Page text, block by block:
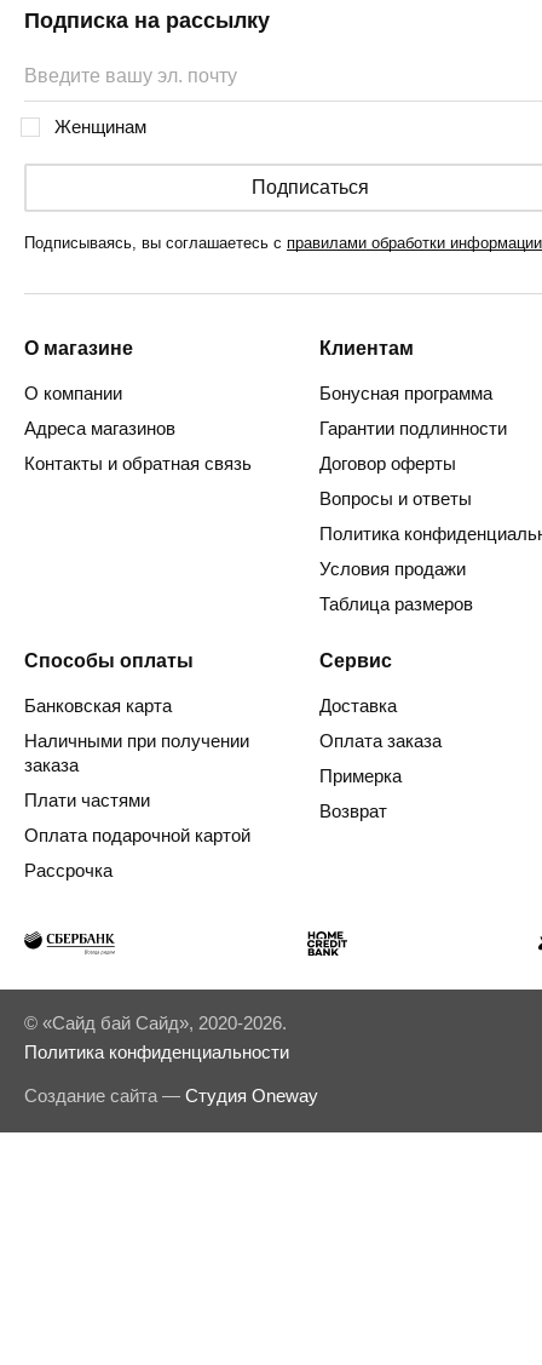
Подписка на рассылку
Женщинам
Подписаться
Подписываясь, вы соглашаетесь с правилами обработки информации
О магазине
О компании
Адреса магазинов
Контакты и обратная связь
Клиентам
Бонусная программа
Гарантии подлинности
Договор оферты
Вопросы и ответы
Политика
Условия продажи
Таблица размеров
Способы оплаты
Банковская карта
Наличными при получении
заказа
Плати частями
Оплата подарочной картой
Рассрочка
Сервис
Доставка
Оплата заказа
Примерка
Возврат
© «Сайд бай Сайд», 2020-2026.
Политика конфиденциальности
Создание сайта — Студия Oneway